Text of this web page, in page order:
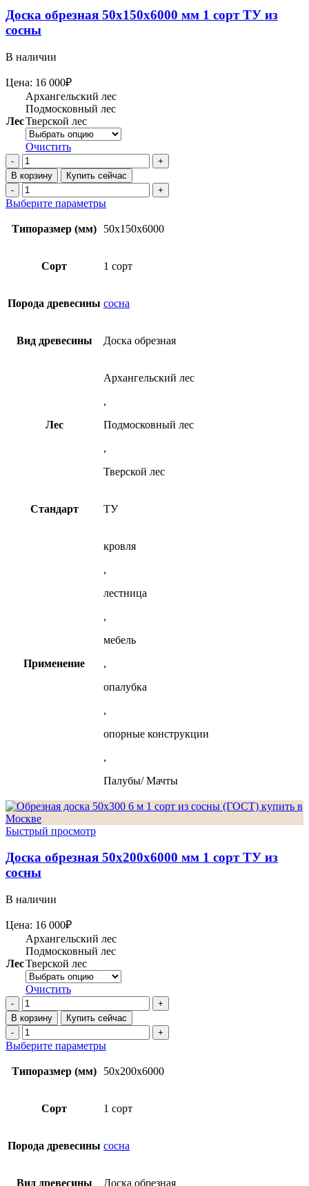
Доска обрезная 50х150х6000 мм 1 сорт ТУ из
сосны
В наличии
Цена: 16 000₽
Лес
Архангельский лес
Подмосковный лес
Тверской лес
Очистить
Количество
товара
Доска
обрезная
50х150х6000
1
В корзину Купить сейчас
Количество
товара
Доска
обрезная
50х150х6000
из
сосны
Выберите параметрыЭтот
имеет
Опции
на
Типоразмер (мм) 50x150x6000
Сорт 1 сорт
Порода древесины сосна
Вид древесины Доска обрезная
Лес
Архангельский лес
,
Подмосковный лес
,
Тверской лес
Стандарт ТУ
Применение
кровля
,
лестница
,
мебель
,
опалубка
,
опорные конструкции
,
Палубы/ Мачты
Быстрый просмотр
Доска обрезная 50х200х6000 мм 1 сорт ТУ из
сосны
В наличии
Цена: 16 000₽
Лес
Архангельский лес
Подмосковный лес
Тверской лес
Очистить
Количество
товара
Доска
обрезная
50х200х6000
1
В корзину Купить сейчас
Количество
товара
Доска
обрезная
50х200х6000
из
сосны
Выберите параметрыЭтот
имеет
Опции
на
Типоразмер (мм) 50x200x6000
Сорт 1 сорт
Порода древесины сосна
Вид древесины Доска обрезная